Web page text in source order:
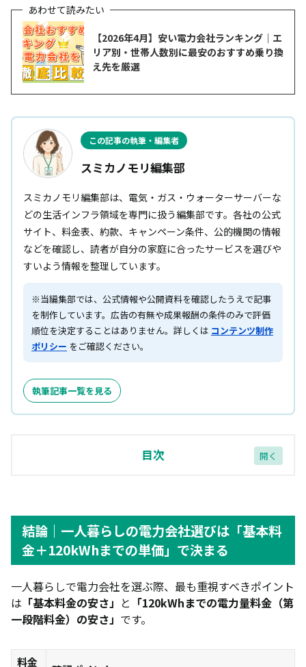
【2026年4月】安い電力会社ランキング｜エ
リア別・世帯人数別に最安のおすすめ乗り換
え先を厳選
この記事の執筆・編集者
スミカノモリ編集部
スミカノモリ編集部は、電気・ガス・ウォーターサーバーな
どの生活インフラ領域を専門に扱う編集部です。各社の公式
サイト、料金表、約款、キャンペーン条件、公的機関の情報
などを確認し、読者が自分の家庭に合ったサービスを選びや
すいよう情報を整理しています。
※当編集部では、公式情報や公開資料を確認したうえで記事
を制作しています。広告の有無や成果報酬の条件のみで評価
順位を決定することはありません。詳しくは コンテンツ制作
ポリシー をご確認ください。
執筆記事一覧を見る
目次
一人暮らしにおすすめの電力会社7選
オクトパスエナジー
TERASELでんき
CDエナジーダイレクト
ENEOSでんき
結論｜一人暮らしの電力会社選びは「基本料
金＋120kWhまでの単価」で決まる
一人暮らしで電力会社を選ぶ際、最も重視すべきポイント
は 「基本料金の安さ」 と 「120kWhまでの電力量料金（第
一段階料金）の安さ」 です。
料金